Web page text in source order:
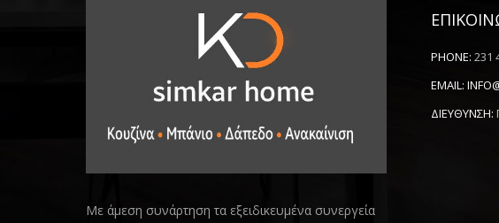
Με άμεση συνάρτηση τα εξειδικευμένα συνεργεία
PHONE: 231
EMAIL:
ΔΙΕΥΘΥΝΣΗ: